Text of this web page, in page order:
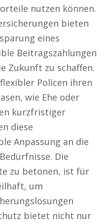
nutzen können.
bieten
eines
Beitragszahlungen
Zukunft zu schaffen.
Policen ihren
wie Ehe oder
kurzfristiger
diese
Anpassung an die
Die
zu betonen, ist für
um
bietet nicht nur